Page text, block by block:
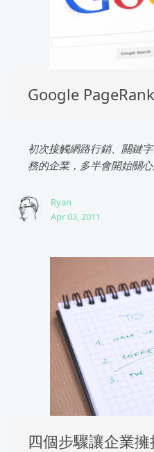
Google
初次接觸網路行銷、關鍵
務的企業，多半會開始關
Ryan
Apr 03, 2011
四個步驟讓企業